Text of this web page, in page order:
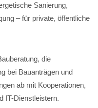
Sanierung,
– für private, öffentliche
die
bei Bauanträgen und
ab mit Kooperationen,
IT-Dienstleistern.